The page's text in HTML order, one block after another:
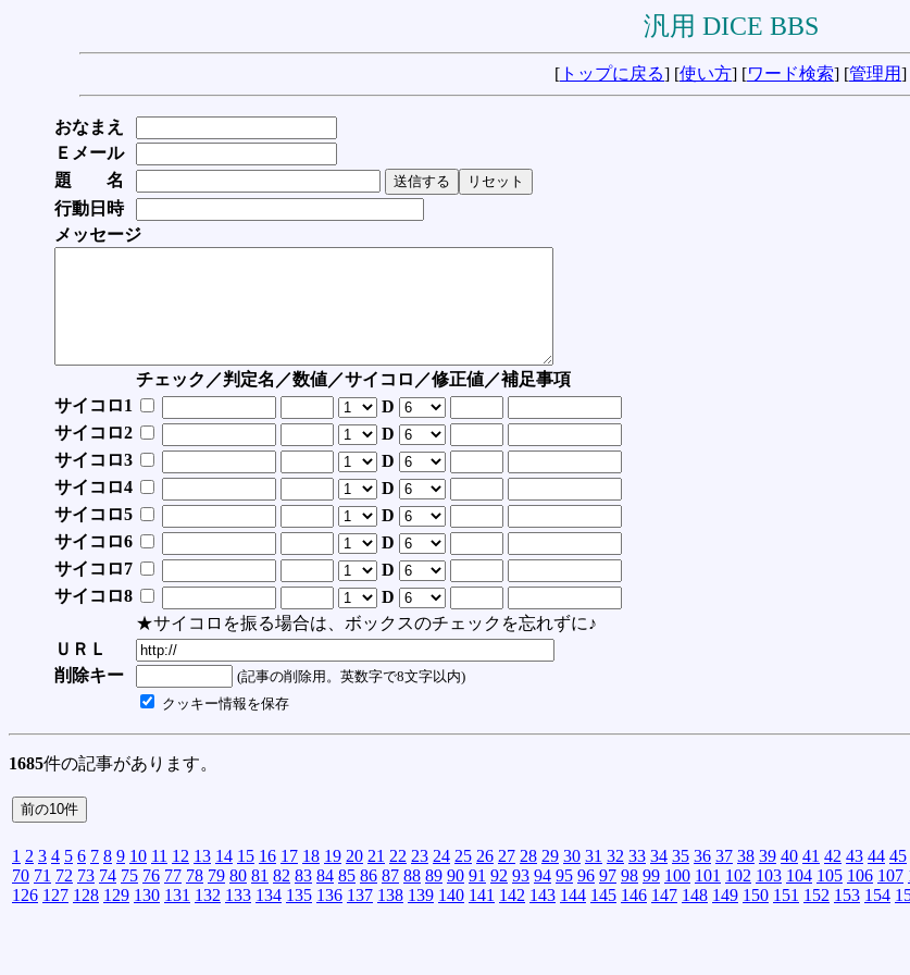
汎用 DICE BBS
[ トップに戻る] [使い方] [ワード検索] [管理用]
おなまえ
Ｅメール
題 名
行動日時
メッセージ
チェック／判定名／数値／サイコロ／修正値／補足事項
サイコロ1
D
サイコロ2
D
サイコロ3
D
サイコロ4
D
サイコロ5
D
サイコロ6
D
サイコロ7
D
サイコロ8
D
★サイコロを振る場合は、ボックスのチェックを忘れずに♪
ＵＲＬ
削除キー
(記事の削除用。英数字で8文字以内)
クッキー情報を保存
1685件の記事があります。
1 2 3 4 5 6 7 8 9 10 11 12 13 14 15 16 17 18 19 20 21 22 23 24 25 26 27 28 29 30 31 32 33 34 35 36 37 38 39 40 41 42 43 44 45
70 71 72 73 74 75 76 77 78 79 80 81 82 83 84 85 86 87 88 89 90 91 92 93 94 95 96 97 98 99 100 101 102 103 104 105 106 107
126 127 128 129 130 131 132 133 134 135 136 137 138 139 140 141 142 143 144 145 146 147 148 149 150 151 152 153 154